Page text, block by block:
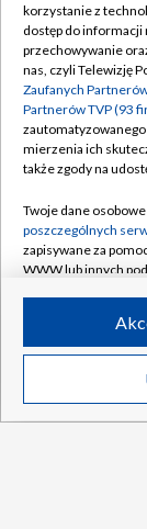
©2026
korzystanie z
dostęp do informacji
przechowywanie
nas, czyli Telewizję
Zaufanych
Partnerów TVP (93
mierzenia ich
także zgody na
Twoje dane
poszczególnych
zapisywane za
WWW lub innych
ruchu w Internecie.
Twoje dane
poszczególnych